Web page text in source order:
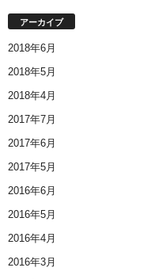
アーカイブ
2018年6月
2018年5月
2018年4月
2017年7月
2017年6月
2017年5月
2016年6月
2016年5月
2016年4月
2016年3月